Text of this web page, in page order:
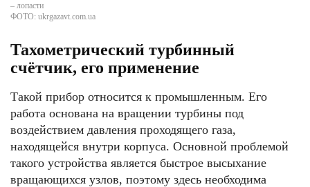
– лопасти
ФОТО: ukrgazavt.com.ua
Тахометрический турбинный
счётчик, его применение
Такой прибор относится к промышленным. Его
работа основана на вращении турбины под
воздействием давления проходящего газа,
находящейся внутри корпуса. Основной проблемой
такого устройства является быстрое высыхание
вращающихся узлов, поэтому здесь необходима